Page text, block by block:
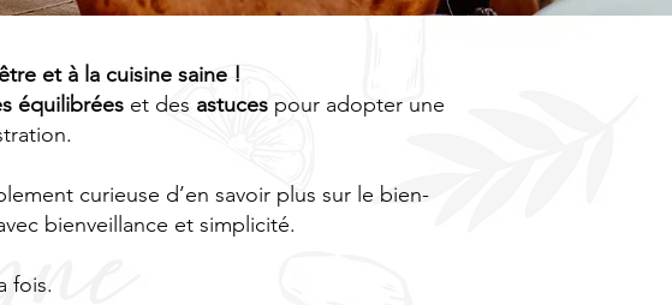
et à la cuisine saine !
équilibréeset des astuces pour adopter une
curieuse d’en savoir plus sur le bien-
bienveillance et simplicité.
fois.